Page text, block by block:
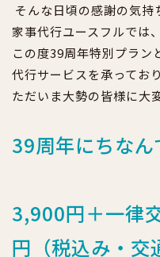
そんな日頃の感謝の気持
家事代行ユースフルでは、
この度39周年特別プラン
代行サービスを承ってお
ただいま大勢の皆様に大
39周年にちな
3,900円＋一律
円（税込み・交